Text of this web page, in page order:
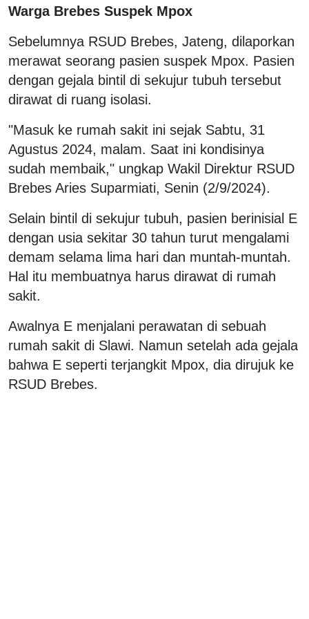
Warga Brebes Suspek Mpox
Sebelumnya RSUD Brebes, Jateng, dilaporkan
merawat seorang pasien suspek Mpox. Pasien
dengan gejala bintil di sekujur tubuh tersebut
dirawat di ruang isolasi.
"Masuk ke rumah sakit ini sejak Sabtu, 31
Agustus 2024, malam. Saat ini kondisinya
sudah membaik," ungkap Wakil Direktur RSUD
Brebes Aries Suparmiati, Senin (2/9/2024).
Selain bintil di sekujur tubuh, pasien berinisial E
dengan usia sekitar 30 tahun turut mengalami
demam selama lima hari dan muntah-muntah.
Hal itu membuatnya harus dirawat di rumah
sakit.
Awalnya E menjalani perawatan di sebuah
rumah sakit di Slawi. Namun setelah ada gejala
bahwa E seperti terjangkit Mpox, dia dirujuk ke
RSUD Brebes.